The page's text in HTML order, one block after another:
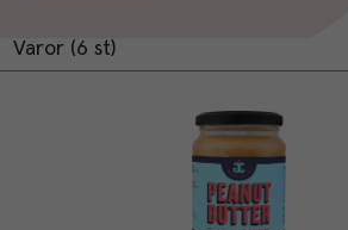
Varor (6 st)